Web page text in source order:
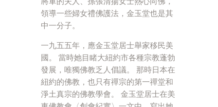
領導一些婦女禮佛護法，金玉堂也是其
中一分子。
一九五五年，應金玉堂居士舉家移民美
國。 當時她目睹大紐約市各種宗教蓬勃
發展，唯獨佛教乏人倡議。 那時日本在
紐約的佛教，也只有禪宗的第一禪堂和
淨土真宗的佛教學會。 金玉堂居士在美